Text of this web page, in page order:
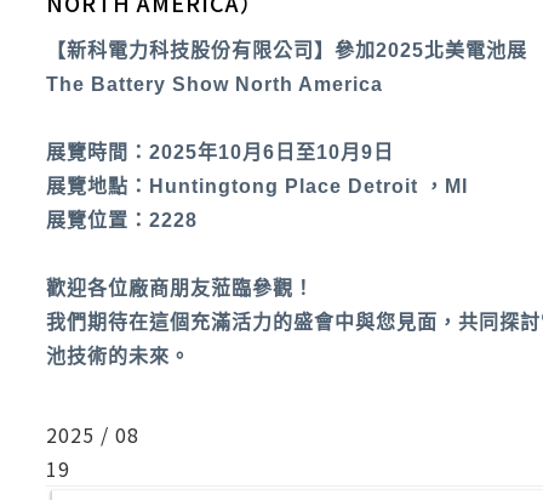
【新科電力科技股份有限公司】參加2025北美電池展
The Battery Show North America
展覽時間：2025年10月6日至10月9日
展覽地點：Huntingtong Place Detroit ，MI
展覽位置：2228
歡迎各位廠商朋友蒞臨參觀！
我們期待在這個充滿活力的盛會中與您見面，共同探
池技術的未來。
2025 / 08
19